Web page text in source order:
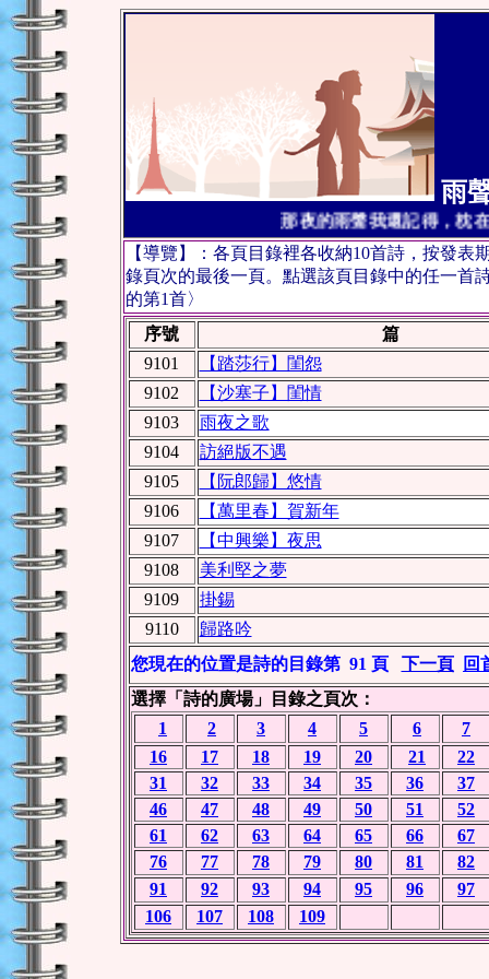
雨
那夜的雨聲我還記得，枕
【導覽】：各頁目錄裡各收納10首詩，按發
錄頁次的最後一頁。點選該頁目錄中的任一首
的第1首〉
序號
篇
9101
【踏莎行】閨怨
9102
【沙塞子】閨情
9103
雨夜之歌
9104
訪絕版不遇
9105
【阮郎歸】悠情
9106
【萬里春】賀新年
9107
【中興樂】夜思
9108
美利堅之夢
9109
掛錫
9110
歸路吟
您現在的位置是詩的目錄第 91 頁
下一頁
回
選擇「詩的廣場」目錄之頁次：
1
2 3 4 5 6
7
16
17 18 19 20 21
22
31
32 33 34 35 36
37
46
47 48 49 50 51
52
61
62 63 64 65 66
67
76
77 78 79 80 81
82
91
92 93 94 95 96
97
106
107 108 109